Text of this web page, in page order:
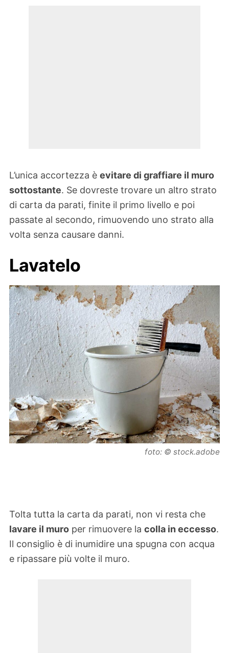
L’unica accortezza è evitare di graffiare il muro
sottostante. Se dovreste trovare un altro strato
di carta da parati, finite il primo livello e poi
passate al secondo, rimuovendo uno strato alla
volta senza causare danni.
Lavatelo
foto: © stock.adobe
Tolta tutta la carta da parati, non vi resta che
lavare il muro per rimuovere la colla in eccesso.
Il consiglio è di inumidire una spugna con acqua
e ripassare più volte il muro.